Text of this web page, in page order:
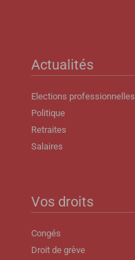
Actualités
Elections professionnelles
Politique
Retraites
Salaires
Vos droits
Congés
Droit de grève